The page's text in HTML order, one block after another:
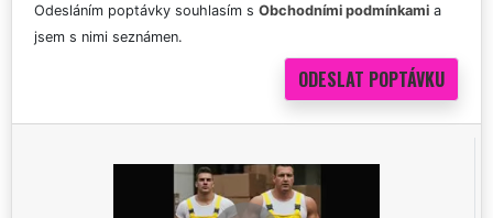
Odesláním poptávky souhlasím s Obchodními podmínkami a
jsem s nimi seznámen.